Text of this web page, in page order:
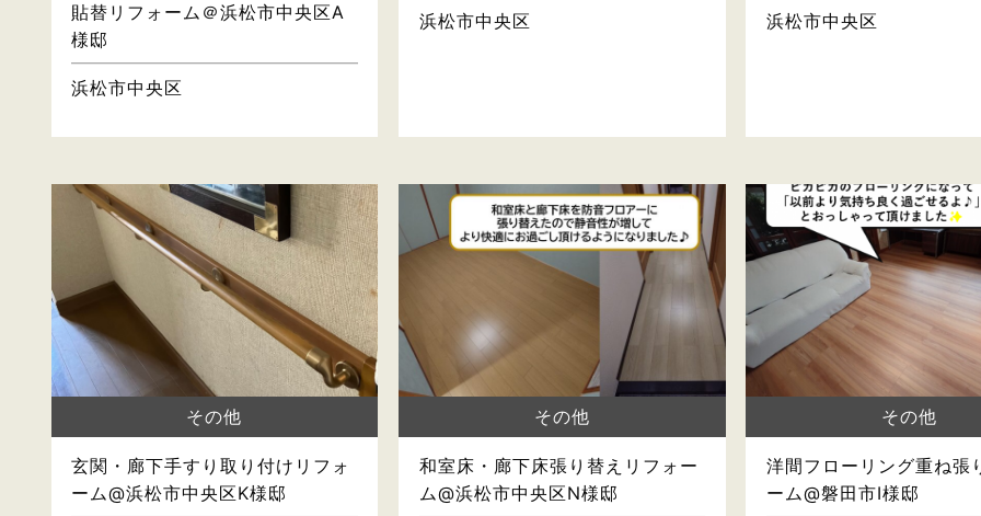
貼替リフォーム＠浜松市中央区A
様邸
浜松市中央区
浜松市中央区 浜松市中央区
その他
玄関・廊下手すり取り付けリフォ
ーム@浜松市中央区K様邸
その他
和室床・廊下床張り替えリフォー
ム@浜松市中央区N様邸
その他
洋間フローリング重ね張
ーム@磐田市I様邸